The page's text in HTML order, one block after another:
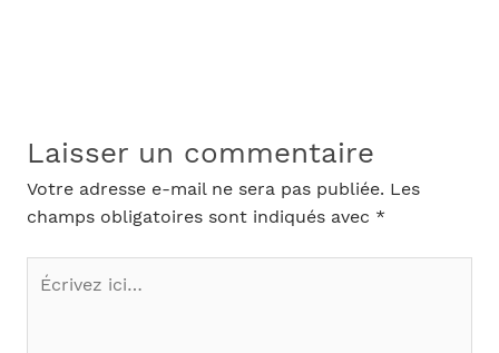
Laisser un commentaire
Votre adresse e-mail ne sera pas publiée. Les
champs obligatoires sont indiqués avec *
Écrivez
ici…